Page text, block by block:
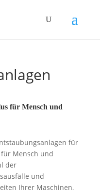
für Mensch und
für
Mensch und
der
und
Ihrer Maschinen,